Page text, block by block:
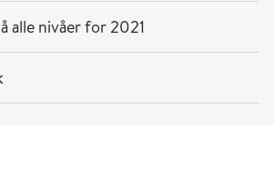
alle nivåer for 2021